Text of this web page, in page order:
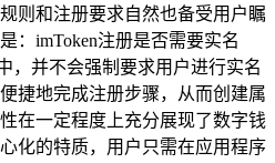
则和注册要求自然也备受用户瞩
：imToken注册是否需要实名
，并不会强制要求用户进行实名
捷地完成注册步骤，从而创建属
在一定程度上充分展现了数字钱
化的特质，用户只需在应用程序